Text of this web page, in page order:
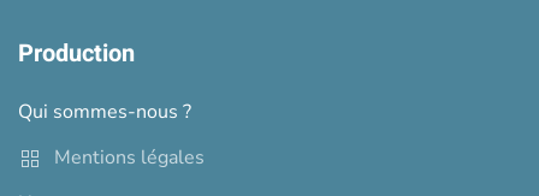
Production
Qui sommes-nous ?
Mentions légales